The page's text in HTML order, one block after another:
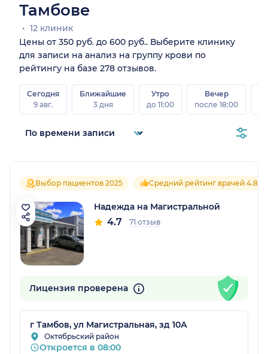
Тамбове
12 клиник
Цены от 350 руб. до 600 руб.. Выберите клинику
для записи на анализ на группу крови по
рейтингу на базе 278 отзывов.
Сегодня
9 авг.
Ближайшие
3 дня
Утро
до 11:00
Вечер
после 18:00
Выбор пациентов 2025 Средний рейтинг врачей 4.8
Надежда на Магистральной
4.7 71 отзыв
Лицензия проверена
г Тамбов, ул Магистральная, зд 10А
Октябрьский район
Откроется в 08:00